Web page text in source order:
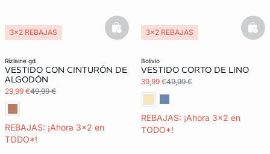
rizlaine gd
VESTIDO CON CINTURÓN DE
ALGODÓN
29,99 €49,99 €
REBAJAS: ¡Ahora 3x2 en
TODO*!
3x2 REBAJAS basketfull
bolivio
VESTIDO CORTO DE LINO
39,99 €49,99 €
REBAJAS: ¡Ahora 3x2 en
TODO*!
3x2 REBAJAS